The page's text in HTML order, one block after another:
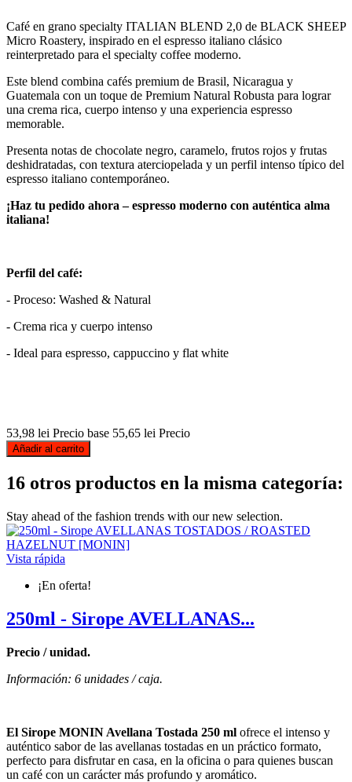
Café en grano specialty ITALIAN BLEND 2,0 de BLACK SHEEP
Micro Roastery, inspirado en el espresso italiano clásico
reinterpretado para el specialty coffee moderno.
Este blend combina cafés premium de Brasil, Nicaragua y
Guatemala con un toque de Premium Natural Robusta para lograr
una crema rica, cuerpo intenso y una experiencia espresso
memorable.
Presenta notas de chocolate negro, caramelo, frutos rojos y frutas
deshidratadas, con textura aterciopelada y un perfil intenso típico del
espresso italiano contemporáneo.
¡Haz tu pedido ahora – espresso moderno con auténtica alma
italiana!
Perfil del café:
- Proceso: Washed & Natural
- Crema rica y cuerpo intenso
- Ideal para espresso, cappuccino y flat white
53,98 lei Precio base 55,65 lei Precio
Añadir al carrito
16 otros productos en la misma categoría:
Stay ahead of the fashion trends with our new selection.
Vista rápida
¡En oferta!
250ml - Sirope AVELLANAS...
Precio / unidad.
Información: 6 unidades / caja.
El Sirope MONIN Avellana Tostada 250 ml ofrece el intenso y
auténtico sabor de las avellanas tostadas en un práctico formato,
perfecto para disfrutar en casa, en la oficina o para quienes buscan
un café con un carácter más profundo y aromático.